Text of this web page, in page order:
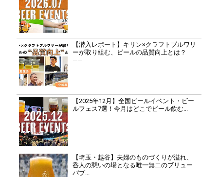
【潜入レポート】キリン×クラフトブルワリ
ーが取り組む、ビールの品質向上とは？
――...
【2025年12月】全国ビールイベント・ビー
ルフェス7選！今月はどこでビール飲む...
【埼玉・越谷】夫婦のものづくりが溢れ、
呑人の憩いの場となる唯一無二のブリュー
パブ...